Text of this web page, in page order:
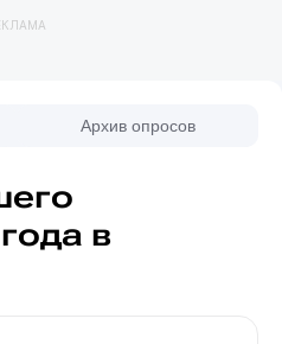
Архив опросов
в